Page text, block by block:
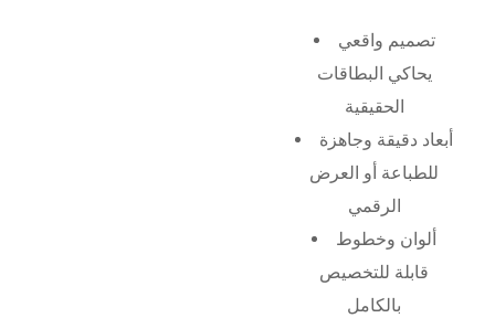
تصميم واقعي
يحاكي البطاقات
الحقيقية
أبعاد دقيقة وجاهزة
للطباعة أو العرض
الرقمي
ألوان وخطوط
قابلة للتخصيص
بالكامل